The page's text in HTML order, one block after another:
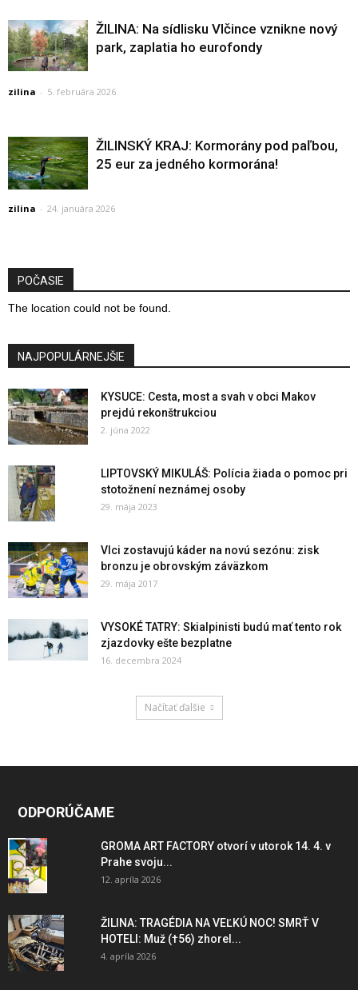
ŽILINA: Na sídlisku Vlčince vznikne nový
park, zaplatia ho eurofondy
zilina - 5. februára 2026
ŽILINSKÝ KRAJ: Kormorány pod paľbou,
25 eur za jedného kormorána!
zilina - 24. januára 2026
POČASIE
The location could not be found.
NAJPOPULÁRNEJŠIE
KYSUCE: Cesta, most a svah v obci Makov
prejdú rekonštrukciou
2. júna 2022
LIPTOVSKÝ MIKULÁŠ: Polícia žiada o pomoc pri
stotožnení neznámej osoby
29. mája 2023
Vlci zostavujú káder na novú sezónu: zisk
bronzu je obrovským záväzkom
29. mája 2017
VYSOKÉ TATRY: Skialpinisti budú mať tento rok
zjazdovky ešte bezplatne
16. decembra 2024
Načítať ďalšie
ODPORÚČAME
GROMA ART FACTORY otvorí v utorok 14. 4. v
Prahe svoju...
12. apríla 2026
ŽILINA: TRAGÉDIA NA VEĽKÚ NOC! SMRŤ V
HOTELI: Muž (†56) zhorel...
4. apríla 2026